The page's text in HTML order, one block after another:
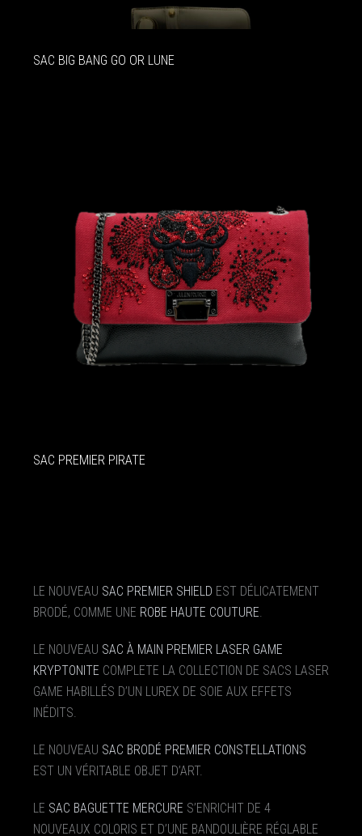
SAC BIG BANG GO OR LUNE
SAC PREMIER PIRATE
LE NOUVEAU SAC PREMIER SHIELD EST DÉLICATEMENT
BRODÉ, COMME UNE ROBE HAUTE COUTURE.
LE NOUVEAU SAC À MAIN PREMIER LASER GAME
KRYPTONITE COMPLETE LA COLLECTION DE SACS LASER
GAME HABILLÉS D’UN LUREX DE SOIE AUX EFFETS
INÉDITS.
LE NOUVEAU SAC BRODÉ PREMIER CONSTELLATIONS
EST UN VÉRITABLE OBJET D’ART.
LE SAC BAGUETTE MERCURE S’ENRICHIT DE 4
NOUVEAUX COLORIS ET D’UNE BANDOULIÈRE RÉGLABLE